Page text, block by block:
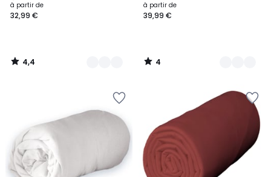
à partir de
32,99 €
4,4
/
à partir de
39,99 €
4
/